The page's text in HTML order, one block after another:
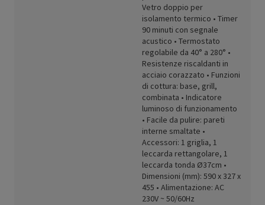
Vetro doppio per
isolamento termico • Timer
90 minuti con segnale
acustico • Termostato
regolabile da 40° a 280° •
Resistenze riscaldanti in
acciaio corazzato • Funzioni
di cottura: base, grill,
combinata • Indicatore
luminoso di funzionamento
• Facile da pulire: pareti
interne smaltate •
Accessori: 1 griglia, 1
leccarda rettangolare, 1
leccarda tonda Ø37cm •
Dimensioni (mm): 590 x 327 x
455 • Alimentazione: AC
230V ~ 50/60Hz